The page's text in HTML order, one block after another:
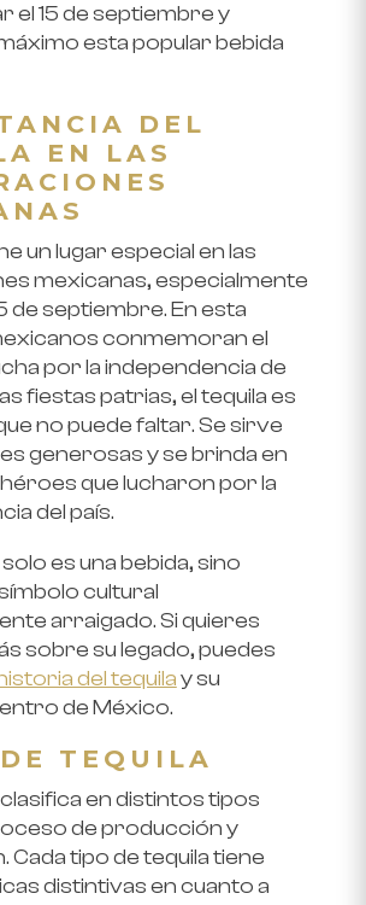
el 15 de septiembre y
esta popular bebida
DEL
EN LAS
un lugar especial en las
mexicanas, especialmente
de septiembre. En esta
conmemoran el
por la independencia de
fiestas patrias, el tequila es
no puede faltar. Se sirve
generosas y se brinda en
que lucharon por la
del país.
es una bebida, sino
cultural
arraigado. Si quieres
sobre su legado, puedes
del tequilay su
de México.
TEQUILA
clasifica en distintos tipos
de producción y
Cada tipo de tequila tiene
distintivas en cuanto a